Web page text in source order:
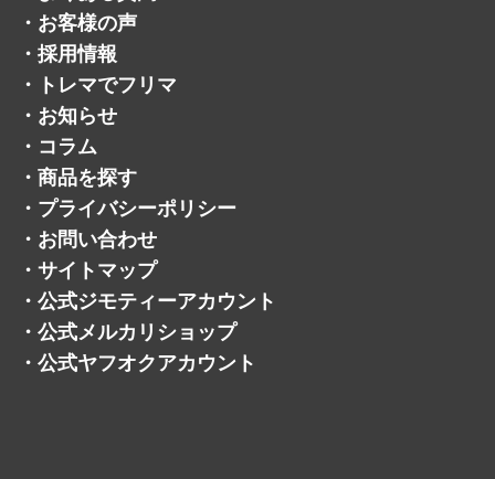
・ お客様の声
・ 採用情報
・
トレマでフリマ
・ お知らせ
・ コラム
・ 商品を探す
・ プライバシーポリシー
・ お問い合わせ
・ サイトマップ
・ 公式ジモティーアカウント
・ 公式メルカリショップ
・ 公式ヤフオクアカウント